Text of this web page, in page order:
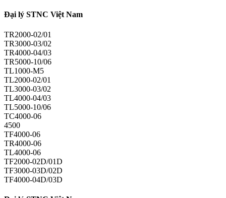
Đại lý STNC Việt Nam
TR2000-02/01
TR3000-03/02
TR4000-04/03
TR5000-10/06
TL1000-M5
TL2000-02/01
TL3000-03/02
TL4000-04/03
TL5000-10/06
TC4000-06
4500
TF4000-06
TR4000-06
TL4000-06
TF2000-02D/01D
TF3000-03D/02D
TF4000-04D/03D